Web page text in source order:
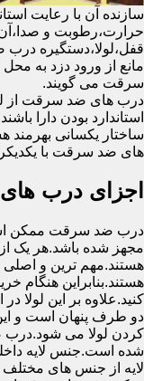
سازنده آن با رعایت
حرارت،رطوبت و صدا،آن
قفل،لولا،دستگیره
مانع از ورود دزد به
سرقت می گویند.
درب های ضد سرقت از
استاندارد بودن دارا
ساختار یکسانی
های ضد سرقت با
اجزای درب
درب ضد سرقت ممکن
مجهز شده باشد.هر یک
هستند.مهم ترین و
هستند.بنابراین هنگام
کنید.علاوه بر این لولا
دو طرف پنهان است و
کردن لولا می شود.درب
شده است.جنس لایه
لایه از جنس های